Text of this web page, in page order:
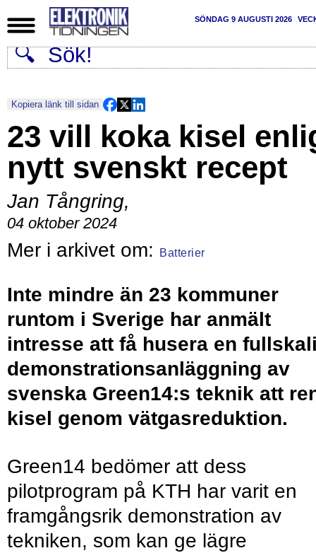
SÖNDAG 9 AUGUSTI 2026
Kopiera länk till sidan
23 vill koka kisel
nytt svenskt recept
Jan Tångring,
04 oktober 2024
Batterier
Inte mindre än 23 kommuner
runtom i Sverige har anmält
intresse att få husera en
demonstrationsanläggning av
svenska Green14:s teknik att
kisel genom vätgasreduktion.
Green14 bedömer att dess
pilotprogram på KTH har varit en
framgångsrik demonstration av
tekniken, som kan ge lägre